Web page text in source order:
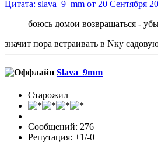
Цитата: slava_9_mm от 20 Сентября
боюсь домои возвращаться -
значит пора встраивать в Nку
Slava_9mm
Старожил
Сообщений: 276
Репутация: +1/-0